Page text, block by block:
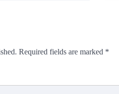
Required fields are marked *